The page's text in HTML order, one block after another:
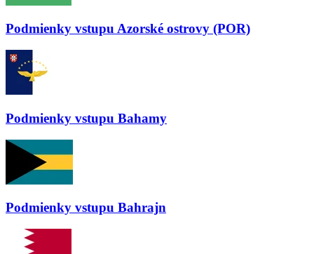
Podmienky vstupu Azorské ostrovy (POR)
Podmienky vstupu Bahamy
Podmienky vstupu Bahrajn